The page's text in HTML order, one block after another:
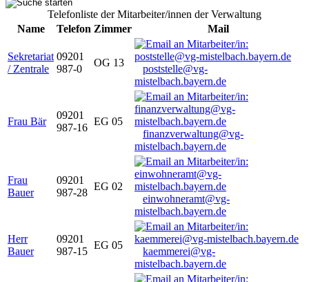
Telefonliste der Mitarbeiter/innen der Verwaltung
Name
Telefon Zimmer Mail
Sekretariat
/ Zentrale
09201
987-0
OG 13
poststelle@vg-
mistelbach.bayern.de
Frau Bär
09201
987-16
EG 05
finanzverwaltung@vg-
mistelbach.bayern.de
Frau
Bauer
09201
987-28
EG 02
einwohneramt@vg-
mistelbach.bayern.de
Herr
Bauer
09201
987-15
EG 05
kaemmerei@vg-
mistelbach.bayern.de